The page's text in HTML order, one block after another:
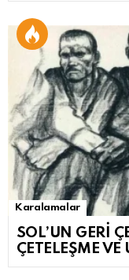
Karalamalar
SOL’UN GERİ
ÇETELEŞME VE